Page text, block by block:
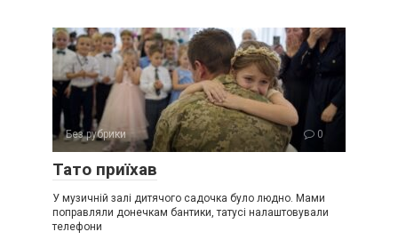
Без рубрики 0
Тато приїхав
У музичній залі дитячого садочка було людно. Мами
поправляли донечкам бантики, татусі налаштовували
телефони